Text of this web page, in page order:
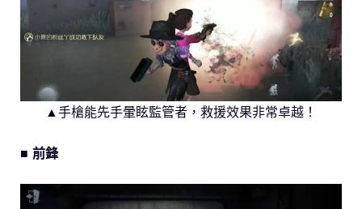
▲手槍能先手暈眩監管者，救援效果非常卓越！
■ 前鋒